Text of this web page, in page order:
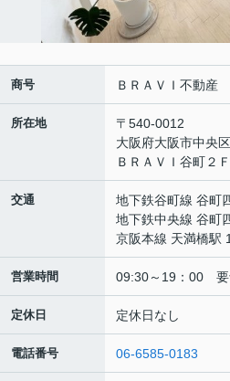
商号 ＢＲＡＶＩ不動産
所在地
〒540-0012
大阪府大阪市中央
ＢＲＡＶＩ谷町２Ｆ
交通
地下鉄谷町線 谷町
地下鉄中央線 谷町
京阪本線 天満橋駅
営業時間 09:30～19：00 要
定休日 定休日なし
電話番号 06-6585-0183